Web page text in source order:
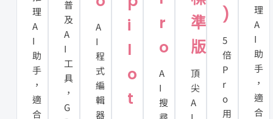
理
A
I
助
手
，
適
合
普
及
A
I
工
具
，
G
A
I
程
式
編
輯
器
i
l
o
t
r
o
A
I
搜
準
版
頂
尖
A
)
5
倍
P
r
o
用
理
A
I
助
手
，
適
合